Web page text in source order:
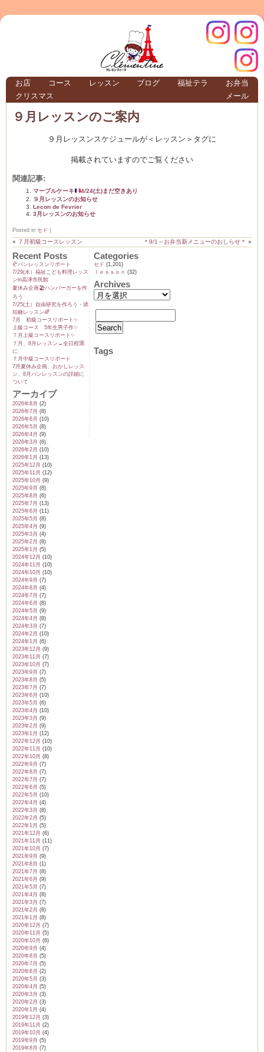
クレモンティーヌ – 新百合ヶ丘の料理教
室・テイクアウト Clémentine (produced
お店 コース レッスン ブログ 福祉テラ
お弁当
クリスマス
メール
インス
クレモ
９月レッスンのご案内
９月レッスンスケジュールが＜レッスン＞タグに
掲載されていますのでご覧ください
関連記事:
マーブルケーキ
4/24(土)まだ空きあり
９月レッスンのお知らせ
Lecon de Fevrier
3月レッスンのお知らせ
Posted in セド
« ７月初級コースレッスン ＊9/1～お弁当新メニューのおしらせ＊ »
Recent Posts
🥐パンレッスンリポート
7/29(水）福祉こども料理レッス
ンin高津市民館
夏休み企画🏖️ハンバーガーを作
ろう
7/25(土）自由研究を作ろう・琥
珀糖レッスン🌈
7月 初級コースリポート✨️
上級コース 5年生男子作✨️
７月上級コースリポート✨️
７月、8月レッスン→全日程🈵
に
７月中級コースリポート
7月夏休み企画、おかしレッス
ン、8月パンレッスンの詳細に
ついて
アーカイブ
2026年8月 (2)
2026年7月 (8)
2026年6月 (10)
2026年5月 (8)
2026年4月 (9)
2026年3月 (6)
2026年2月 (10)
2026年1月 (13)
2025年12月 (10)
2025年11月 (12)
2025年10月 (9)
2025年9月 (8)
2025年8月 (6)
2025年7月 (13)
2025年6月 (11)
2025年5月 (8)
2025年4月 (9)
2025年3月 (4)
2025年2月 (8)
2025年1月 (5)
2024年12月 (10)
2024年11月 (10)
2024年10月 (10)
2024年9月 (7)
2024年8月 (4)
2024年7月 (7)
2024年6月 (8)
2024年5月 (9)
2024年4月 (8)
2024年3月 (7)
2024年2月 (10)
2024年1月 (6)
2023年12月 (9)
2023年11月 (7)
2023年10月 (7)
2023年9月 (7)
2023年8月 (5)
2023年7月 (7)
2023年6月 (10)
2023年5月 (6)
2023年4月 (10)
2023年3月 (9)
2023年2月 (9)
2023年1月 (12)
2022年12月 (10)
2022年11月 (10)
2022年10月 (8)
2022年9月 (7)
2022年8月 (7)
2022年7月 (7)
2022年6月 (5)
2022年5月 (10)
2022年4月 (4)
2022年3月 (8)
2022年2月 (5)
2022年1月 (5)
2021年12月 (6)
2021年11月 (11)
2021年10月 (7)
2021年9月 (9)
2021年8月 (1)
2021年7月 (8)
2021年6月 (9)
2021年5月 (7)
2021年4月 (8)
2021年3月 (7)
2021年2月 (8)
2021年1月 (8)
2020年12月 (7)
2020年11月 (5)
2020年10月 (6)
2020年9月 (4)
2020年8月 (5)
2020年7月 (5)
2020年6月 (2)
2020年5月 (3)
2020年4月 (5)
2020年3月 (3)
2020年2月 (3)
2020年1月 (4)
2019年12月 (3)
2019年11月 (2)
2019年10月 (4)
2019年9月 (5)
2019年8月 (7)
Categories
セド (1,201)
ｌｅｓｓｏｎ (32)
Archives
Tags